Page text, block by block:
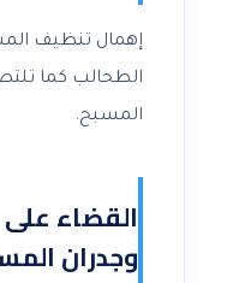
إهمال تنظيف
الطحالب كما
المسبح.
القضاء
وجدران